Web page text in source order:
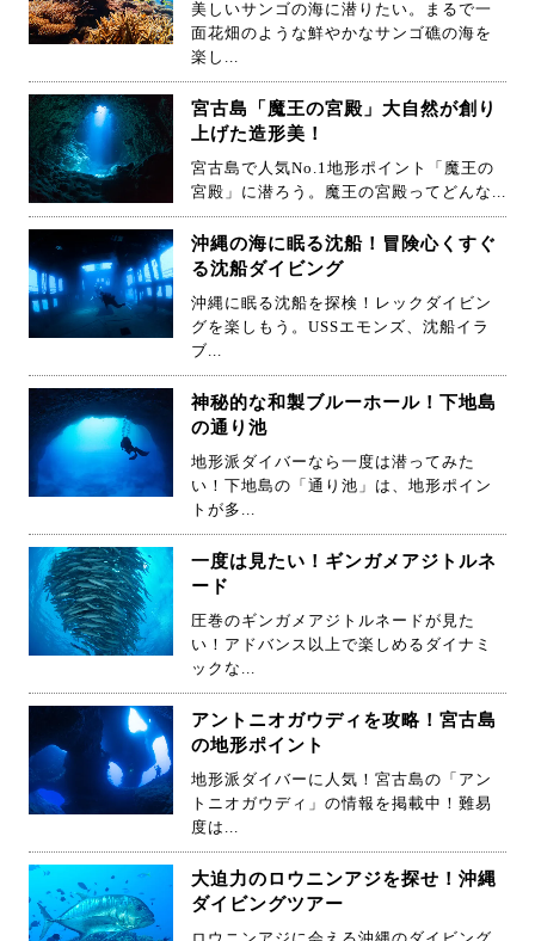
美しいサンゴの海に潜りたい。まるで一
面花畑のような鮮やかなサンゴ礁の海を
楽し...
宮古島「魔王の宮殿」大自然が創り
上げた造形美！
宮古島で人気No.1地形ポイント「魔王の
宮殿」に潜ろう。魔王の宮殿ってどんな...
沖縄の海に眠る沈船！冒険心くすぐ
る沈船ダイビング
沖縄に眠る沈船を探検！レックダイビン
グを楽しもう。USSエモンズ、沈船イラ
ブ...
神秘的な和製ブルーホール！下地島
の通り池
地形派ダイバーなら一度は潜ってみた
い！下地島の「通り池」は、地形ポイン
トが多...
一度は見たい！ギンガメアジトルネ
ード
圧巻のギンガメアジトルネードが見た
い！アドバンス以上で楽しめるダイナミ
ックな...
アントニオガウディを攻略！宮古島
の地形ポイント
地形派ダイバーに人気！宮古島の「アン
トニオガウディ」の情報を掲載中！難易
度は...
大迫力のロウニンアジを探せ！沖縄
ダイビングツアー